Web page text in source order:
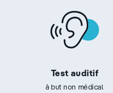
Test auditif
à but non médical